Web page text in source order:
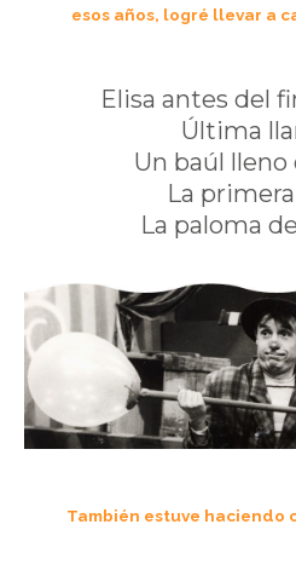
esos años, logré llevar a
Elisa antes del
Última
Un baúl
La
La paloma
También estuve haciendo